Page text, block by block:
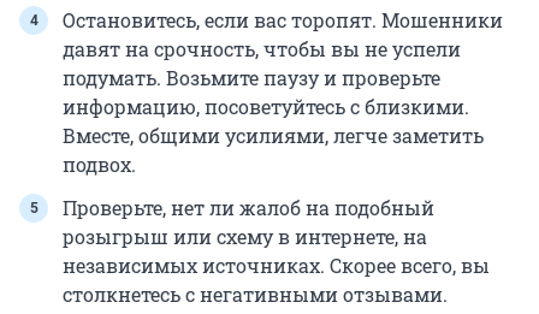
Остановитесь, если вас торопят. Мошенники
давят на срочность, чтобы вы не успели
подумать. Возьмите паузу и проверьте
информацию, посоветуйтесь с близкими.
Вместе, общими усилиями, легче заметить
подвох.
Проверьте, нет ли жалоб на подобный
розыгрыш или схему в интернете, на
независимых источниках. Скорее всего, вы
столкнетесь с негативными отзывами.